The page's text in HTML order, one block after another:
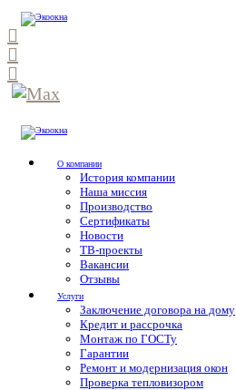
О компании
История компании
Наша миссия
Производство
Сертификаты
Новости
ТВ-проекты
Вакансии
Отзывы
Услуги
Заключение договора на дому
Кредит и рассрочка
Монтаж по ГОСТу
Гарантии
Ремонт и модернизация окон
Проверка тепловизором